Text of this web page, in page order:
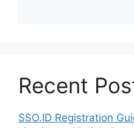
Recent
SSO.ID Registration